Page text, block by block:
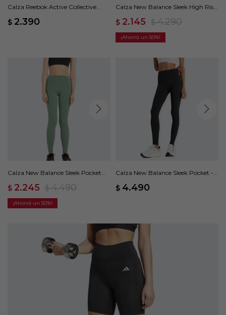
Calza Reebok Active Collective
$ 2.390
Calza New Balance Sleek High Rise
$ 2.145 $ 4.290
50
Calza New Balance Sleek Pocket
$ 2.245 $ 4.490
50
Calza New Balance Sleek Pocket -
$ 4.490